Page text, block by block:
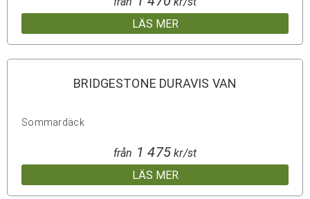
LÄS MER
BRIDGESTONE DURAVIS VAN
Sommardäck
LÄS MER
från 1 475kr/st